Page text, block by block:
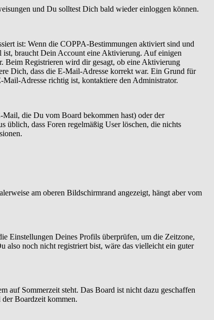
und Du solltest Dich bald wieder einloggen können.
ist: Wenn die COPPA-Bestimmungen aktiviert sind und
ist, braucht Dein Account eine Aktivierung. Auf einigen
Beim Registrieren wird dir gesagt, ob eine Aktivierung
Dich, dass die E-Mail-Adresse korrekt war. Ein Grund für
Adresse richtig ist, kontaktiere den Administrator.
Mail, die Du vom Board bekommen hast) oder der
üblich, dass Foren regelmäßig User löschen, die nichts
am oberen Bildschirmrand angezeigt, hängt aber vom
Einstellungen Deines Profils überprüfen, um die Zeitzone,
also noch nicht registriert bist, wäre das vielleicht ein guter
auf Sommerzeit steht. Das Board ist nicht dazu geschaffen
Boardzeit kommen.